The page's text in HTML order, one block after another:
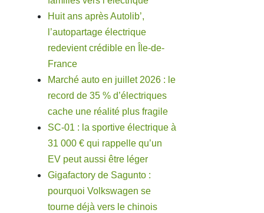
Huit ans après Autolib’,
l’autopartage électrique
redevient crédible en Île-de-
France
Marché auto en juillet 2026 : le
record de 35 % d’électriques
cache une réalité plus fragile
SC-01 : la sportive électrique à
31 000 € qui rappelle qu’un
EV peut aussi être léger
Gigafactory de Sagunto :
pourquoi Volkswagen se
tourne déjà vers le chinois